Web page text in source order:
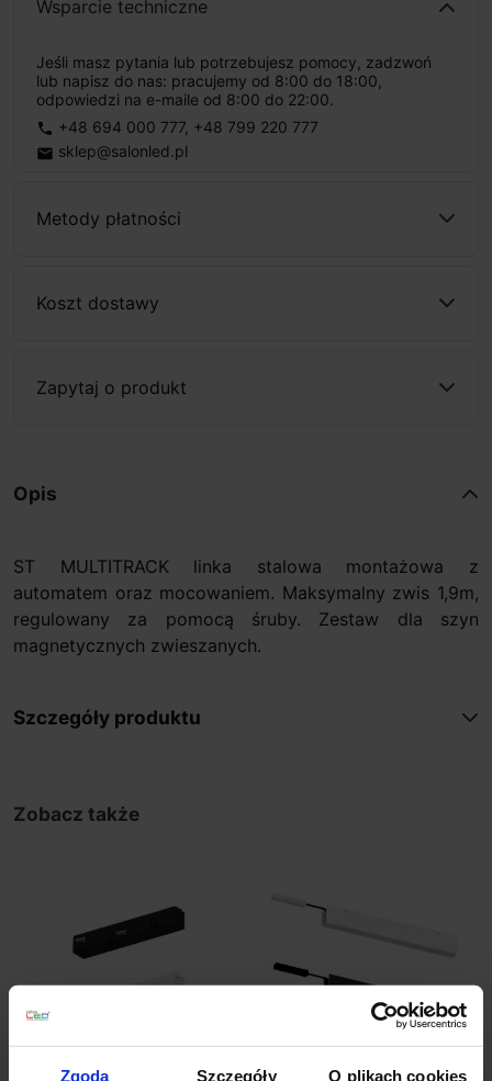
Zgoda Szczegóły O plikach cookies
Wsparcie techniczne
Jeśli masz pytania lub potrzebujesz pomocy, zadzwoń
lub napisz do nas: pracujemy od 8:00 do 18:00,
odpowiedzi na e-maile od 8:00 do 22:00.
phone +48 694 000 777, +48 799 220 777
email sklep@salonled.pl
Metody płatności
Koszt dostawy
Zapytaj o produkt
Opis
ST MULTITRACK linka stalowa montażowa z
automatem oraz mocowaniem. Maksymalny zwis 1,9m,
regulowany za pomocą śruby. Zestaw dla szyn
magnetycznych zwieszanych.
Szczegóły produktu
Zobacz także